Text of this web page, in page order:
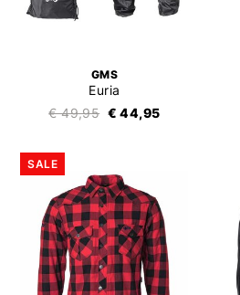
GMS
Euria
€ 49,95 € 44,95
SALE